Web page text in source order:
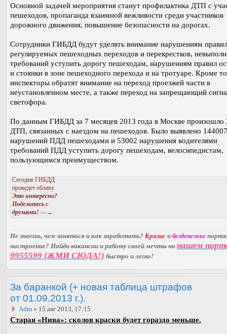
Основной задачей мероприятия станут профилактика ДТП с
пешеходов, пропаганда взаимной вежливости среди участников
дорожного движения, повышение безопасности на дорогах.
Сотрудники ГИБДД будут уделять внимание нарушениям
регулируемых пешеходных переходов и перекрестков,
требований уступить дорогу пешеходам, нарушениям правил
и стоянки в зоне пешеходного перехода и на тротуаре. Кроме
инспекторы обратят внимание на переход проезжей части в
неустановленном месте, а также переход на запрещающий
светофора.
По данным ГИБДД за 7 месяцев 2013 года в Москве произошло
ДТП, связанных с наездом на пешеходов. Было выявлено 144007
нарушений ПДД пешеходами и 53002 нарушения водителями
требований ПДД уступить дорогу пешеходам, велосипедистам,
пользующимся преимуществом.
Сегодня ГИБДД
проведет облаву.
Это интересно?
Поделитесь с
друзьями! —→
Не знаешь, чем заняться и как заработать? Кризис и безденежье
настроение? Найди вакансии и работу своей мечты на нашем
9955599 (ЖМИ СЮДА!) быстро и легко!
За баранкой (+ новая таблица штрафов
от 01.09.2013 г.).
Adm » 15 авг 2013, 17:15
Старая «Нива»: сколов краски будет гораздо меньше.